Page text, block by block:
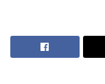
‘ഈ കുട്ടിയും
യാത്രയുടെ